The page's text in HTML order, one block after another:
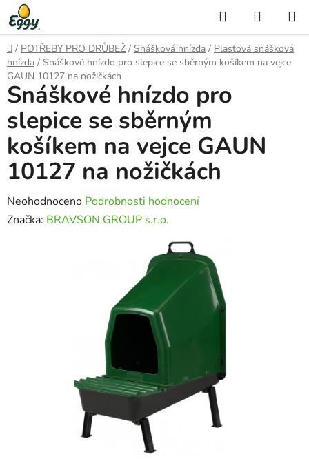
Přejít
na
obsah
Hledat
KOŠÍK
Domů
/ POTŘEBY PRO DRŮBEŽ / Snášková hnízda / Plastová snášková
hnízda / Snáškové hnízdo pro slepice se sběrným košíkem na vejce
GAUN 10127 na nožičkách
Snáškové hnízdo pro
slepice se sběrným
košíkem na vejce GAUN
10127 na nožičkách
Průměrné
hodnocení
Neohodnoceno Podrobnosti hodnocení
Značka: BRAVSON GROUP s.r.o.